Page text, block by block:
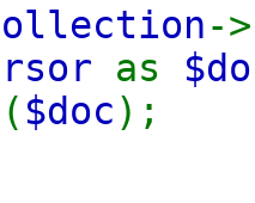
->
as
( $doc);